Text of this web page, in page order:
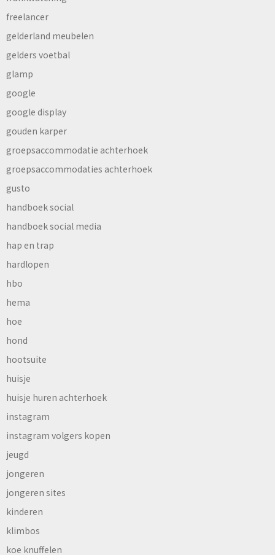
freelancer
gelderland meubelen
gelders voetbal
glamp
google
google display
gouden karper
groepsaccommodatie achterhoek
groepsaccommodaties achterhoek
gusto
handboek social
handboek social media
hap en trap
hardlopen
hbo
hema
hoe
hond
hootsuite
huisje
huisje huren achterhoek
instagram
instagram volgers kopen
jeugd
jongeren
jongeren sites
kinderen
klimbos
koe knuffelen